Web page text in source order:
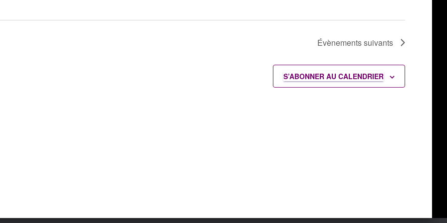
Évènementssuivants
S’ABONNER AU CALENDRIER